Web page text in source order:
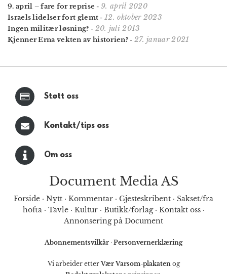
9. april – fare for reprise -9. april 2020
Israels lidelser fort glemt - 12. oktober 2023
Ingen militær løsning? - 20. juli 2013
Kjenner Erna vekten av historien?- 27. januar 2021
Støtt oss
Kontakt/tips oss
Om oss
Document Media AS
Forside · Nytt · Kommentar · Gjesteskribent · Sakset/fra
hofta· Tavle· Kultur· Butikk/forlag· Kontakt oss·
Annonsering på Document
Abonnementsvilkår · Personvernerklæring
Vi arbeider etterVær Varsom-plakatenog